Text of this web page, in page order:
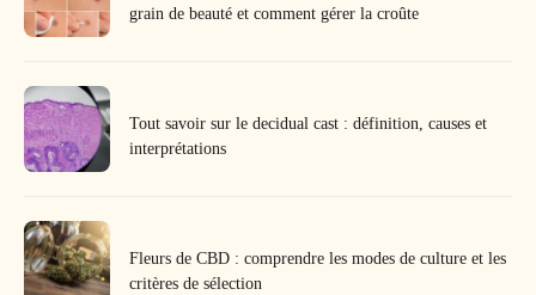
grain de beauté et comment gérer la croûte
Tout savoir sur le decidual cast : définition, causes et
interprétations
Fleurs de CBD : comprendre les modes de culture et les
critères de sélection